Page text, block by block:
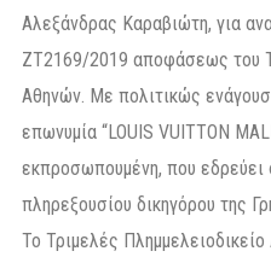
Αλεξάνδρας Καραβιώτη, για
ΖΤ2169/2019 αποφάσεως του
Αθηνών. Με πολιτικώς
επωνυμία “LOUIS VUITTON
εκπροσωπουμένη, που εδρεύει
πληρεξουσίου δικηγόρου της
Το Τριμελές